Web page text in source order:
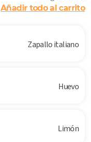
Añadir todo al carrito
Zapallo italiano
Huevo
Limón